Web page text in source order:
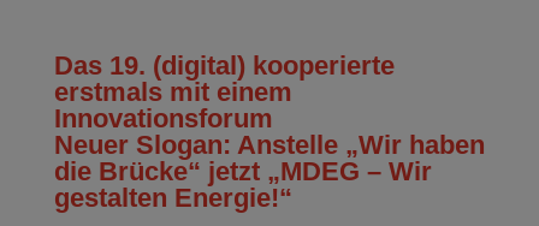
Das 19. (digital) kooperierte
erstmals mit einem
Innovationsforum
Neuer Slogan: Anstelle „Wir haben
die Brücke“ jetzt „MDEG – Wir
gestalten Energie!“